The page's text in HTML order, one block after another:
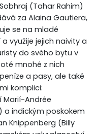
(Tahar Rahim)
za Alaina Gautiera,
se na mladé
využije jejich naivity a
do svého bytu v
mnohé z nich
a pasy, ale také
komplici:
Marií-Andrée
a indickým poskokem
Knippenberg (Billy